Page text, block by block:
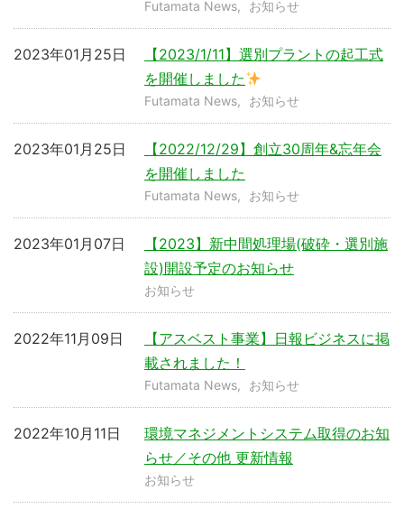
Futamata News お知らせ
【2023/1/11】選別プラントの起工式
を開催しました
2023年01月25日
Futamata News お知らせ
【2022/12/29】創立30周年&忘年会
を開催しました
2023年01月25日
Futamata News お知らせ
【2023】新中間処理場(破砕・選別施
設)開設予定のお知らせ
2023年01月07日
お知らせ
【アスベスト事業】日報ビジネスに掲
載されました！
2022年11月09日
Futamata News お知らせ
環境マネジメントシステム取得のお知
らせ／その他 更新情報
2022年10月11日
お知らせ